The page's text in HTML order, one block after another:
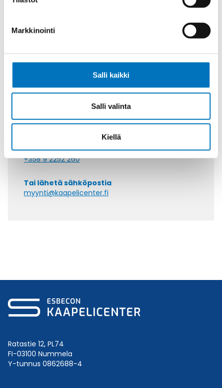
Markkinointi
Salli kaikki
Salli valinta
Kiellä
Kysyttävää?
Anna meidän
auttaa.
Soita asiakaspalveluumme ark. 8-16
+358 9 2252 260
Tai lähetä sähköpostia
myynti@kaapelicenter.fi
Ratastie 12, PL74
FI-03100 Nummela
Y-tunnus 0862688-4